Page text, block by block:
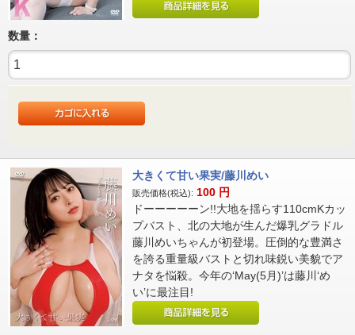
数量：
大きくて甘い果実/藤川めい
販売価格(税込): 100 円
ドーーーーーン!!大地を揺らす110cmKカッ
プバスト、北の大地が生んだ爆乳グラドル
藤川めいちゃんが初登場。圧倒的な豊満さ
を誇る重量級バストと切れ味鋭い美貌でア
ナタを悩殺。今年の‘May(5月)’は藤川‘め
い’に最注目!